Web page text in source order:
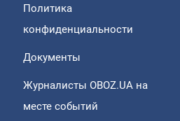
Политика
конфиденциальности
Документы
Журналисты OBOZ.UA на
месте событий